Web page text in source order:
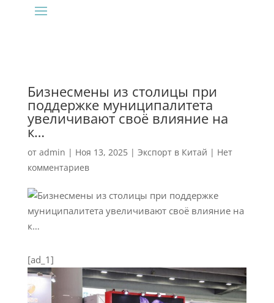
Бизнесмены из столицы при
поддержке муниципалитета
увеличивают своё влияние на
к…
от admin | Ноя 13, 2025| Экспорт в Китай | Нет
комментариев
[ad_1]